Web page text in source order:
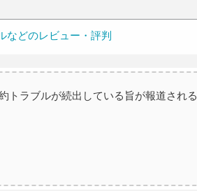
などのレビュー・評判
トラブルが続出している旨が報道され